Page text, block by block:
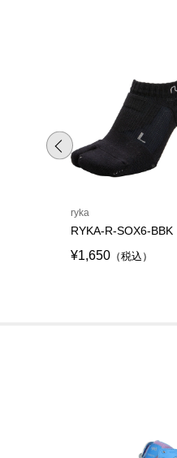
ryka
RYKA-R-SOX6-BBK
¥1,650 （税込）